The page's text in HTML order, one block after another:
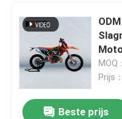
MOQ
Prijs
Beste prijs